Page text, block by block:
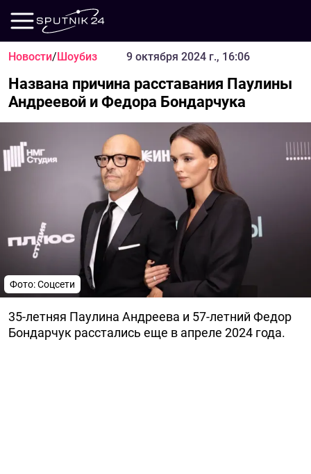
Новости/Шоубиз 9 октября 2024 г., 16:06
Названа причина расставания Паулины
Андреевой и Федора Бондарчука
Фото: Соцсети
35-летняя Паулина Андреева и 57-летний Федор
Бондарчук расстались еще в апреле 2024 года.